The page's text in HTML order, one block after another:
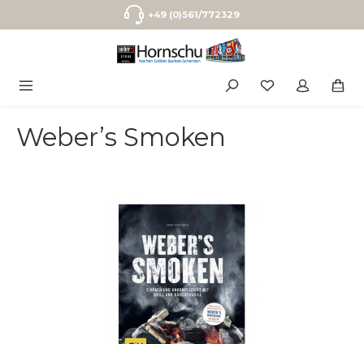
Zum Hauptinhalt springen+49 (0)561/772329
Weber’s Smoken
Bildergalerie überspringen